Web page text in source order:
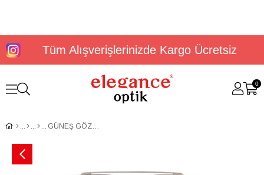
Tüm Alışverişlerinizde Kargo Ücretsiz
0
GÜNEŞ GÖZLÜĞÜ DOLCE&GABBANA DG2220 13359A57